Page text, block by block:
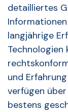
detailliertes
langjährige
Technologien
und
verfügen
bestens